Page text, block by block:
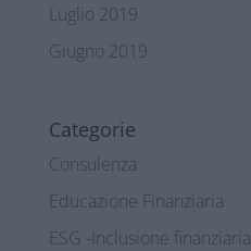
Luglio 2019
Giugno 2019
Categorie
Consulenza
Educazione Finanziaria
ESG -Inclusione finanziaria